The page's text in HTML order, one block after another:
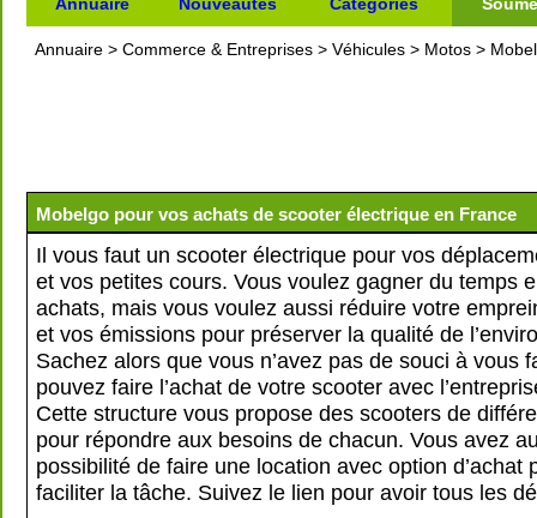
Annuaire > Commerce & Entreprises > Véhicules > Motos >
Mobelgo pour vos achats de scooter électrique en France
Il vous faut un scooter électrique pour vos
et vos petites cours. Vous voulez gagner du temps
achats, mais vous voulez aussi réduire votre
et vos émissions pour préserver la qualité de
Sachez alors que vous n’avez pas de souci à vous
pouvez faire l’achat de votre scooter avec
Cette structure vous propose des scooters de
pour répondre aux besoins de chacun. Vous avez
possibilité de faire une location avec option d’achat
faciliter la tâche. Suivez le lien pour avoir tous les